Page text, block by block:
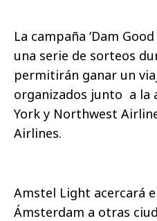
La campaña ‘Dam
una serie de sorteos
permitirán ganar un
organizados junto a la
York y Northwest
Airlines.
Amstel Light acercará
Ámsterdam a otras